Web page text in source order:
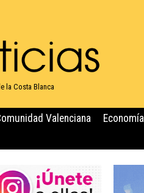
la Costa Blanca
Valenciana Economía